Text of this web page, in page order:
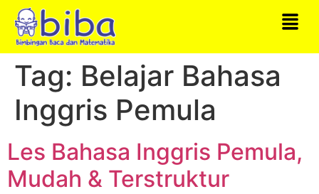
Tag: Belajar Bahasa
Inggris Pemula
Les Bahasa Inggris Pemula,
Mudah & Terstruktur